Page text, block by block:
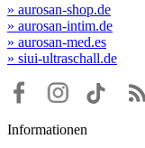
» aurosan-shop.de
» aurosan-intim.de
» aurosan-med.es
» siui-ultraschall.de
Informationen